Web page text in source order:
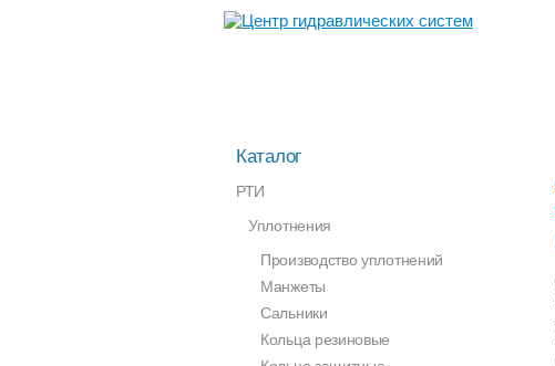
Каталог
РТИ
Уплотнения
Производство уплотнений
Манжеты
Сальники
Кольца резиновые